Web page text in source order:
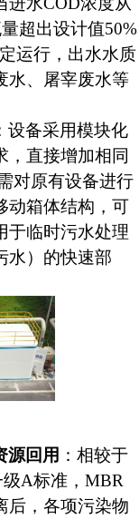
超出设计值50%
运行，出水水质
水、屠宰废水等
设备采用模块化
，直接增加相同
对原有设备进行
动箱体结构，可
于临时污水处理
水）的快速部
源回用 ：相较于
A标准，MBR
后，各项污染物